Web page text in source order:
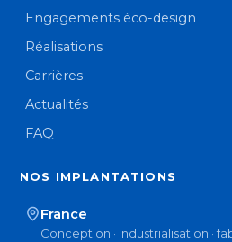
Engagements éco-design
Réalisations
Carrières
Actualités
FAQ
NOS IMPLANTATIONS
France
Conception · industrialisation ·